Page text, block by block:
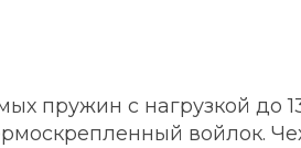
пружин с нагрузкой до
войлок.